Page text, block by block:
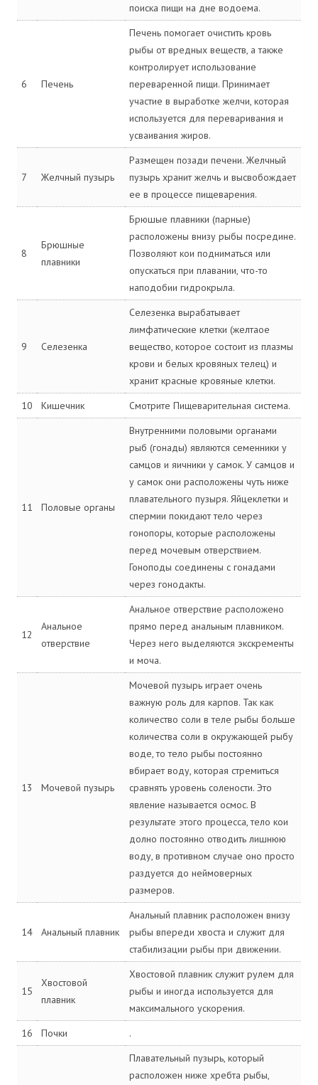
поиска пищи на дне водоема.
6 Печень
Печень помогает очистить кровь
рыбы от вредных веществ, а также
контролирует использование
переваренной пищи. Принимает
участие в выработке желчи, которая
используется для переваривания и
усваивания жиров.
7 Желчный пузырь
Размещен позади печени. Желчный
пузырь хранит желчь и высвобождает
ее в процессе пищеварения.
8
Брюшные
плавники
Брюшые плавники (парные)
расположены внизу рыбы посредине.
Позволяют кои подниматься или
опускаться при плавании, что-то
наподобии гидрокрыла.
9 Селезенка
Селезенка вырабатывает
лимфатические клетки (желтаое
вещество, которое состоит из плазмы
крови и белых кровяных телец) и
хранит красные кровяные клетки.
10
Кишечник Смотрите Пищеварительная система.
11 Половые органы
Внутренними половыми органами
рыб (гонады) являются семенники у
самцов и яичники у самок. У самцов и
у самок они расположены чуть ниже
плавательного пузыря. Яйцеклетки и
спермии покидают тело через
гонопоры, которые расположены
перед мочевым отверствием.
Гоноподы соединены с гонадами
через гонодакты.
12
Анальное
отверствие
Анальное отверствие расположено
прямо перед анальным плавником.
Через него выделяются экскременты
и моча.
13 Мочевой пузырь
Мочевой пузырь играет очень
важную роль для карпов. Так как
количество соли в теле рыбы больше
количества соли в окружающей рыбу
воде, то тело рыбы постоянно
вбирает воду, которая стремиться
сравнять уровень солености. Это
явление называется осмос. В
результате этого процесса, тело кои
долно постоянно отводить лишнюю
воду, в противном случае оно просто
раздуется до неймоверных
размеров.
14 Анальный плавник
Анальный плавник расположен внизу
рыбы впереди хвоста и служит для
стабилизации рыбы при движении.
15
Хвостовой
плавник
Хвостовой плавник служит рулем для
рыбы и иногда используется для
максимального ускорения.
16
Почки
.
Плавательный пузырь, который
расположен ниже хребта рыбы,